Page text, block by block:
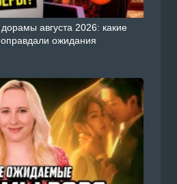
августа 2026: какие
ожидания